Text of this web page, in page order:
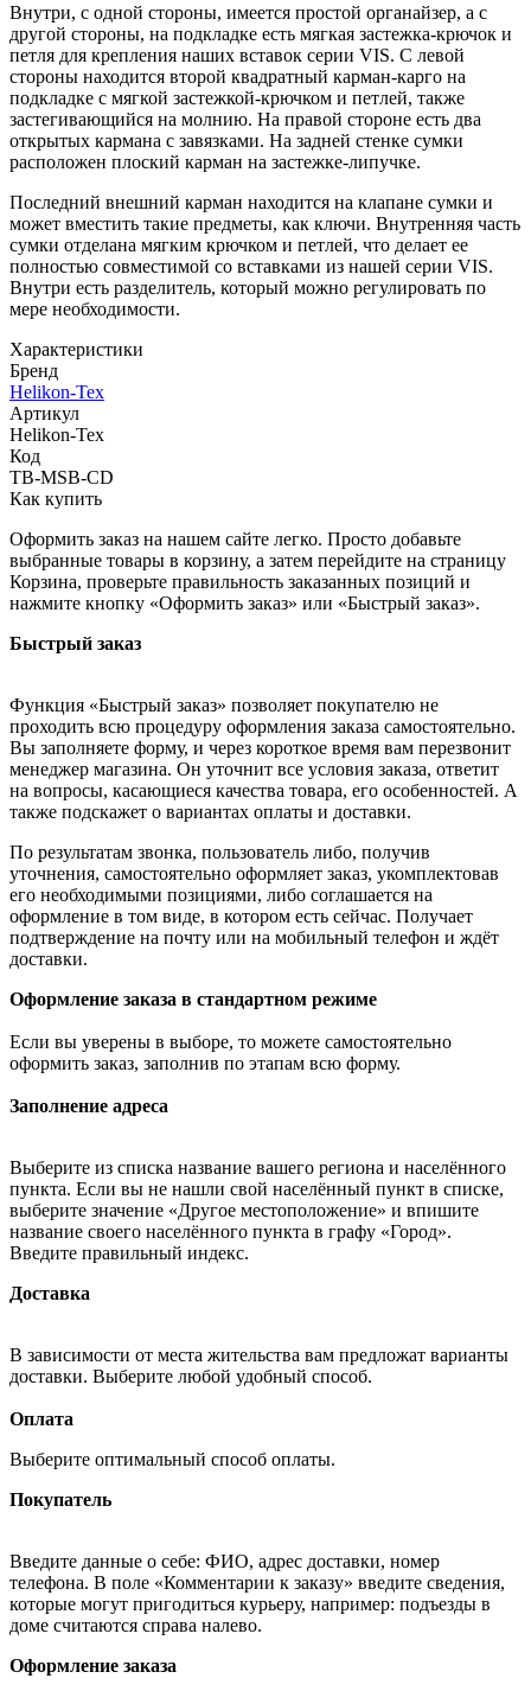
Внутри, с одной стороны, имеется простой органайзер, а с
другой стороны, на подкладке есть мягкая застежка-крючок и
петля для крепления наших вставок серии VIS. С левой
стороны находится второй квадратный карман-карго на
подкладке с мягкой застежкой-крючком и петлей, также
застегивающийся на молнию. На правой стороне есть два
открытых кармана с завязками. На задней стенке сумки
расположен плоский карман на застежке-липучке.
Последний внешний карман находится на клапане сумки и
может вместить такие предметы, как ключи. Внутренняя часть
сумки отделана мягким крючком и петлей, что делает ее
полностью совместимой со вставками из нашей серии VIS.
Внутри есть разделитель, который можно регулировать по
мере необходимости.
Характеристики
Бренд
Helikon-Tex
Артикул
Helikon-Tex
Код
TB-MSB-CD
Как купить
Оформить заказ на нашем сайте легко. Просто добавьте
выбранные товары в корзину, а затем перейдите на страницу
Корзина, проверьте правильность заказанных позиций и
нажмите кнопку «Оформить заказ» или «Быстрый заказ».
Быстрый заказ
Функция «Быстрый заказ» позволяет покупателю не
проходить всю процедуру оформления заказа самостоятельно.
Вы заполняете форму, и через короткое время вам перезвонит
менеджер магазина. Он уточнит все условия заказа, ответит
на вопросы, касающиеся качества товара, его особенностей. А
также подскажет о вариантах оплаты и доставки.
По результатам звонка, пользователь либо, получив
уточнения, самостоятельно оформляет заказ, укомплектовав
его необходимыми позициями, либо соглашается на
оформление в том виде, в котором есть сейчас. Получает
подтверждение на почту или на мобильный телефон и ждёт
доставки.
Оформление заказа в стандартном режиме
Если вы уверены в выборе, то можете самостоятельно
оформить заказ, заполнив по этапам всю форму.
Заполнение адреса
Выберите из списка название вашего региона и населённого
пункта. Если вы не нашли свой населённый пункт в списке,
выберите значение «Другое местоположение» и впишите
название своего населённого пункта в графу «Город».
Введите правильный индекс.
Доставка
В зависимости от места жительства вам предложат варианты
доставки. Выберите любой удобный способ.
Оплата
Выберите оптимальный способ оплаты.
Покупатель
Введите данные о себе: ФИО, адрес доставки, номер
телефона. В поле «Комментарии к заказу» введите сведения,
которые могут пригодиться курьеру, например: подъезды в
доме считаются справа налево.
Оформление заказа